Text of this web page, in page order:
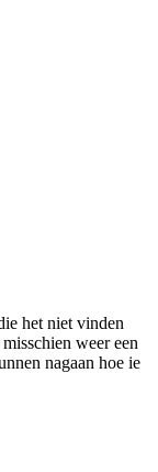
het niet vinden
weer een
nagaan hoe ie